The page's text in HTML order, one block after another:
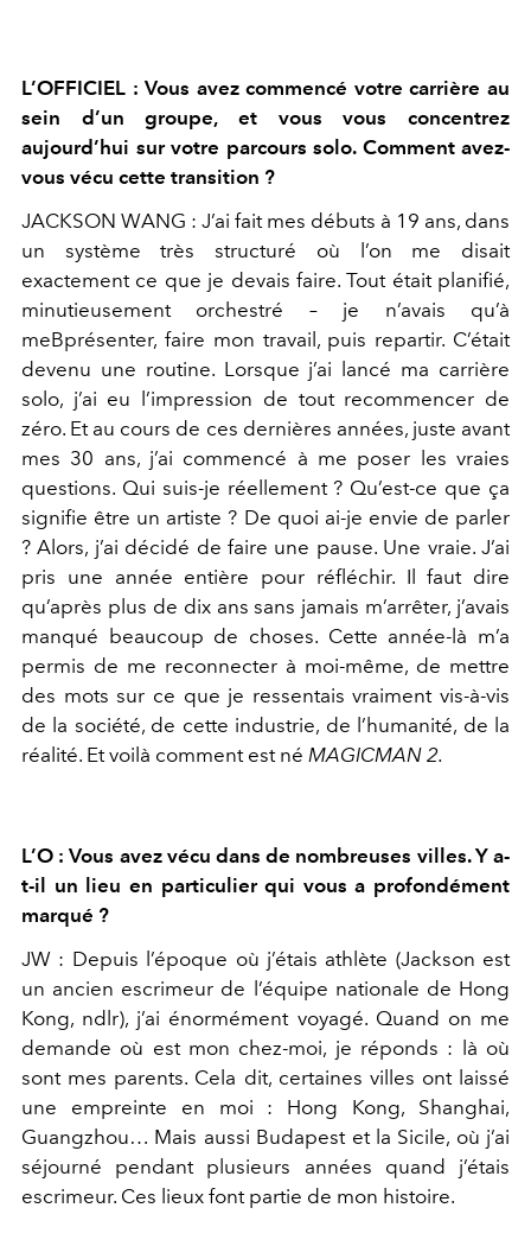
L’OFFICIEL : Vous avez commencé votre carrière au
sein d’un groupe, et vous vous concentrez
aujourd’hui sur votre parcours solo. Comment avez-
vous vécu cette transition ?
JACKSON WANG : J’ai fait mes débuts à 19 ans, dans
un systèmetrès structuré où l’on me disait
exactement ce que je devais faire.Tout était planifié,
minutieusement orchestré – je n’avais qu’à
meBprésenter, faire mon travail, puis repartir. C’était
devenu une routine. Lorsque j’ai lancé ma carrière
solo, j’ai eu l’impression de tout recommencer de
zéro. Et au cours de ces dernières années, juste avant
mes 30 ans, j’ai commencé à me poser les vraies
questions. Qui suis-je réellement ? Qu’est-ce que ça
signifie être un artiste ? De quoi ai-je envie de parler
? Alors, j’ai décidé de faire une pause. Une vraie. J’ai
pris une année entière pour réfléchir. Il faut dire
qu’après plus de dix ans sans jamais m’arrêter, j’avais
manqué beaucoup de choses. Cette année-là m’a
permis de me reconnecter à moi-même, de mettre
des mots sur ce que je ressentais vraiment vis-à-vis
de la société, de cette industrie, de l’humanité, de la
réalité. Et voilà comment est né MAGICMAN 2.
L’O : Vous avez vécu dans de nombreuses villes. Y a-
t-il un lieu en particulier qui vous a profondément
marqué ?
JW : Depuis l’époque où j’étais athlète (Jackson est
un ancien escrimeur de l’équipe nationale de Hong
Kong, ndlr), j’ai énormément voyagé. Quand on me
demande où est mon chez-moi, je réponds : là où
sont mes parents. Cela dit, certaines villes ont laissé
une empreinte en moi : Hong Kong, Shanghai,
Guangzhou… Mais aussi Budapest et la Sicile, où j’ai
séjourné pendant plusieurs années quand j’étais
escrimeur. Ces lieux font partie de mon histoire.